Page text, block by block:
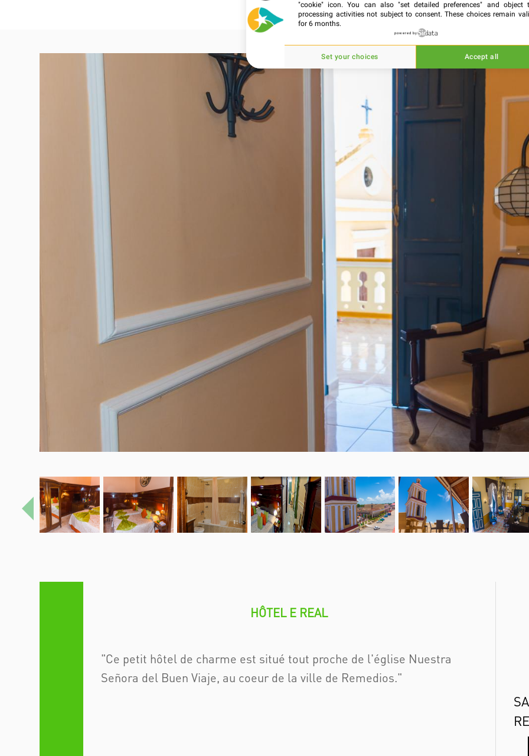
Précédent
HÔTEL E REAL
Ce petit hôtel de charme est situé tout proche de l'église Nuestra
Señora del Buen Viaje, au coeur de la ville de Remedios.
"cookie" icon. You can also "set detailed preferences" and object
processing activities not subject to consent. These choices remain
for 6 months.
powered by
Set your choices Accept all